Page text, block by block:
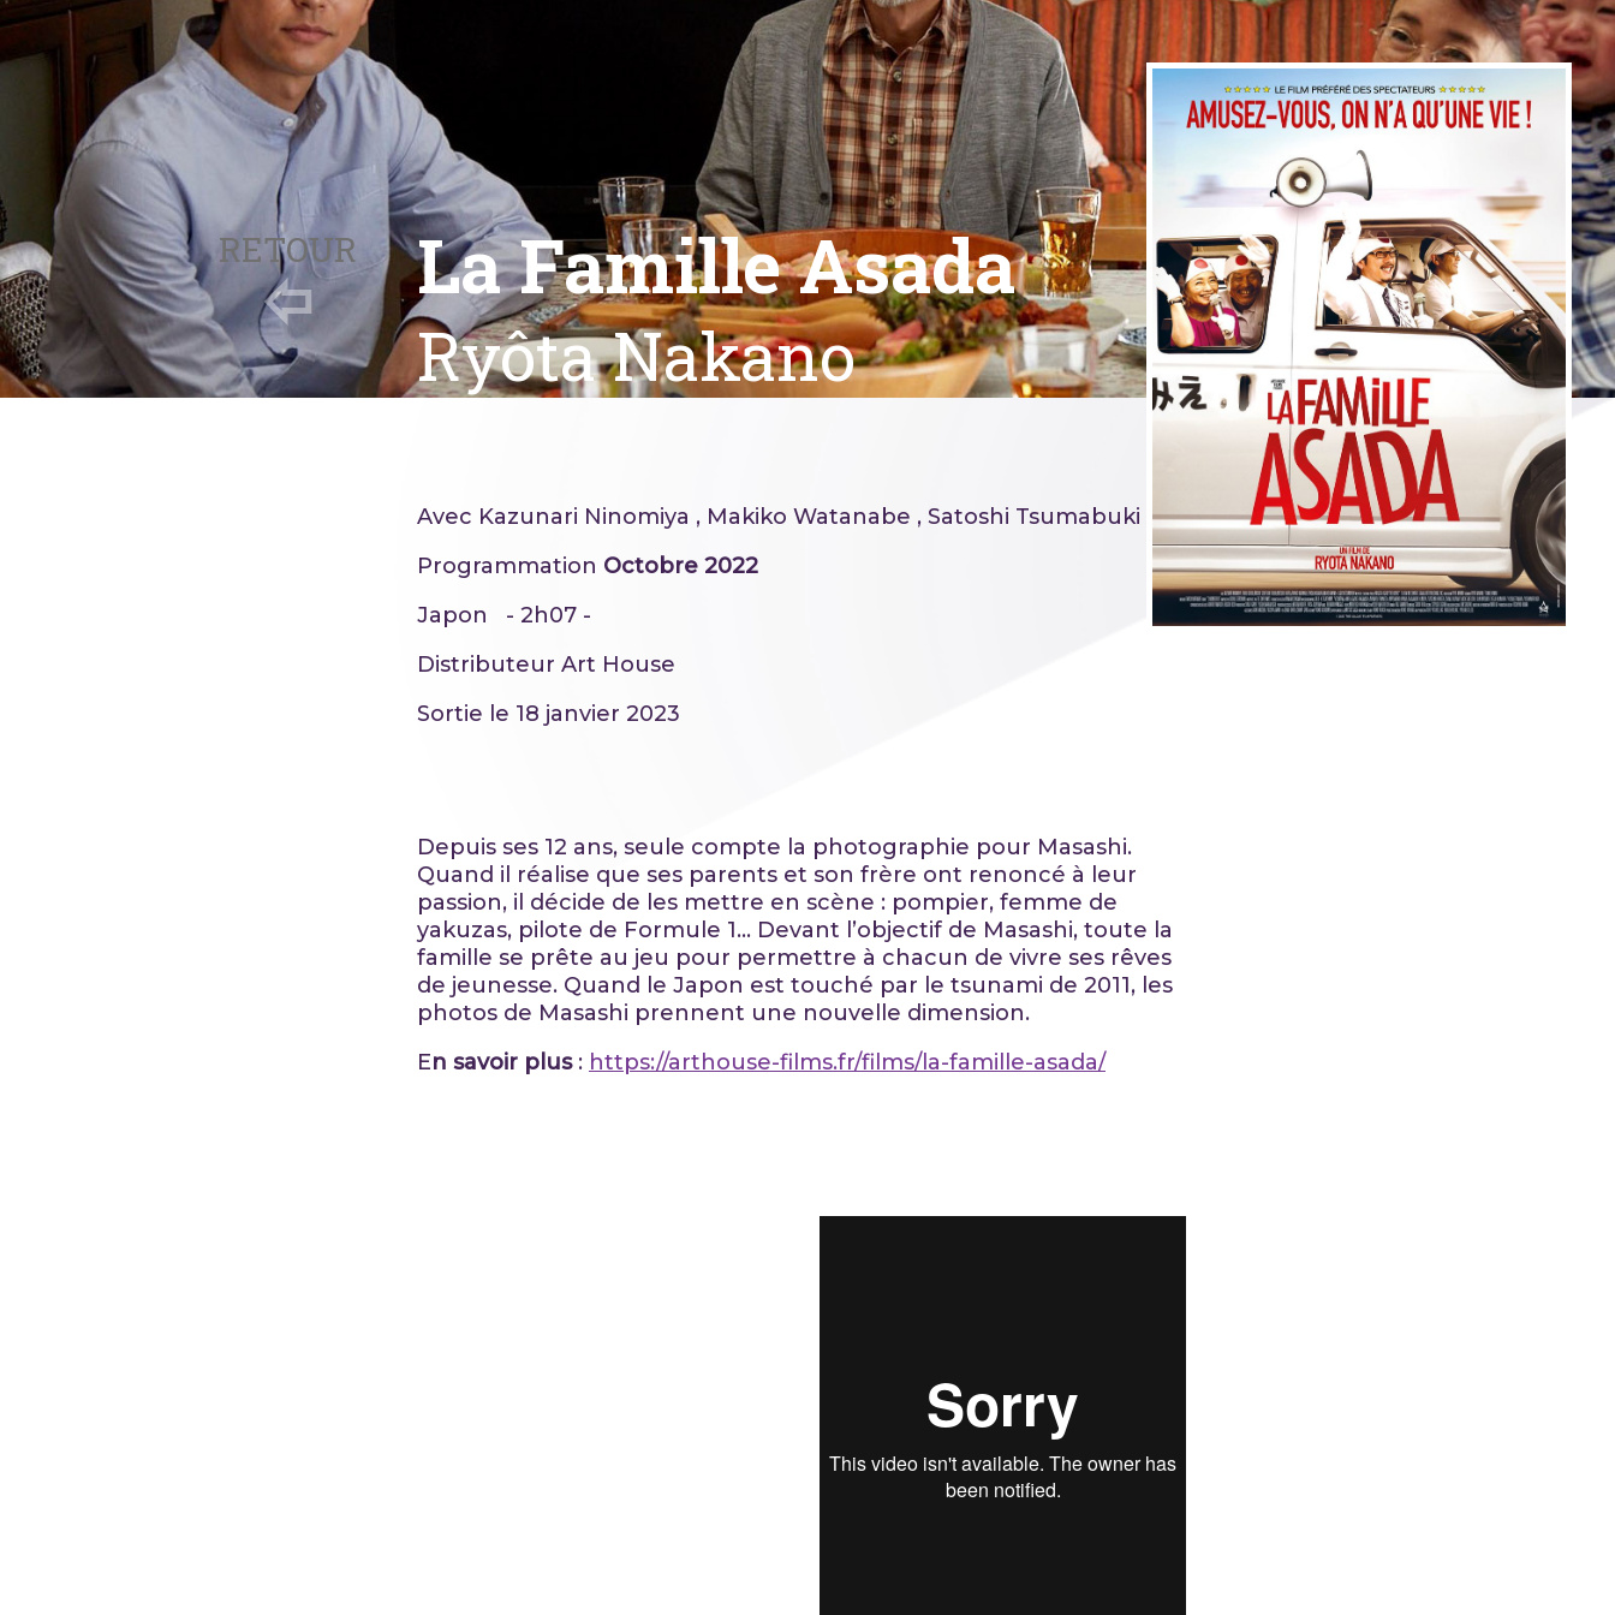
La Famille Asada
Ryôta Nakano
RETOUR
Avec Kazunari Ninomiya , Makiko Watanabe , Satoshi Tsumabuki
Programmation Octobre 2022
Japon - 2h07 -
Distributeur Art House
Sortie le 18 janvier 2023
Depuis ses 12 ans, seule compte la photographie pour Masashi.
Quand il réalise que ses parents et son frère ont renoncé à leur
passion, il décide de les mettre en scène : pompier, femme de
yakuzas, pilote de Formule 1… Devant l’objectif de Masashi, toute la
famille se prête au jeu pour permettre à chacun de vivre ses rêves
de jeunesse. Quand le Japon est touché par le tsunami de 2011, les
photos de Masashi prennent une nouvelle dimension.
En savoir plus : https://arthouse-films.fr/films/la-famille-asada/